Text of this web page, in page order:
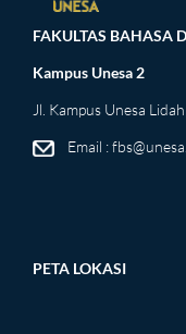
FAKULTAS BAHASA
Kampus Unesa 2
Jl. Kampus Unesa
Email :
PETA LOKASI